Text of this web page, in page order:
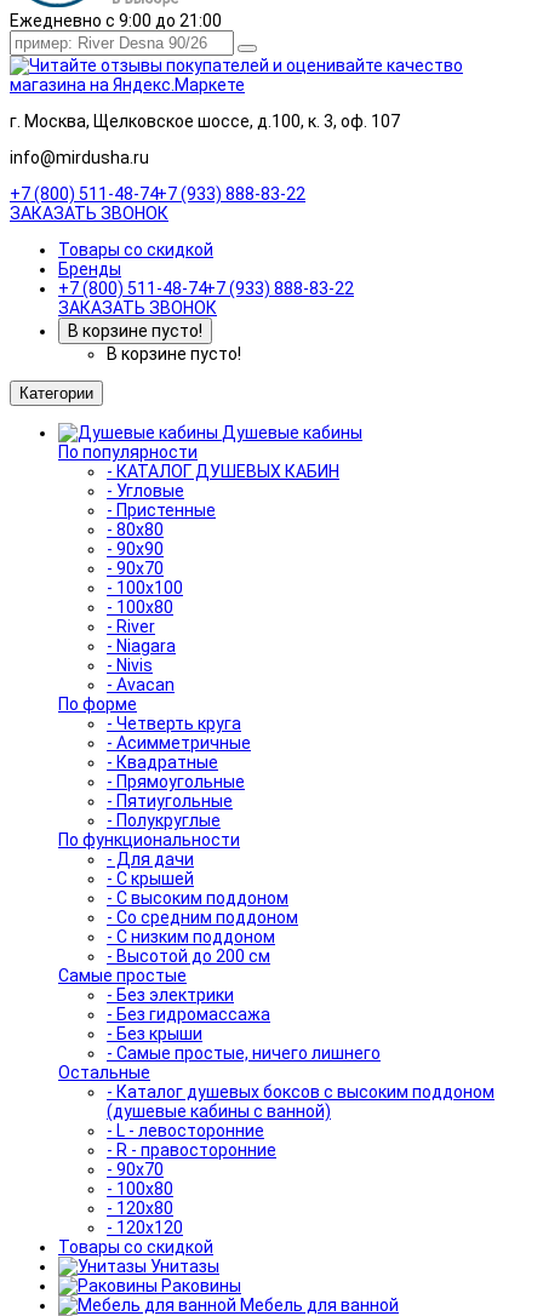
Ежедневно с 9:00 до 21:00
г. Москва, Щелковское шоссе, д.100, к. 3, оф. 107
info@mirdusha.ru
+7 (800) 511-48-74+7 (933) 888-83-22
ЗАКАЗАТЬ ЗВОНОК
Товары со скидкой
Бренды
+7 (800) 511-48-74+7 (933) 888-83-22
ЗАКАЗАТЬ ЗВОНОК
В корзине пусто!
В корзине пусто!
Категории
Душевые кабины
По популярности
- КАТАЛОГ ДУШЕВЫХ КАБИН
- Угловые
- Пристенные
- 80x80
- 90x90
- 90x70
- 100x100
- 100x80
- River
- Niagara
- Nivis
- Avacan
По форме
- Четверть круга
- Асимметричные
- Квадратные
- Прямоугольные
- Пятиугольные
- Полукруглые
По функциональности
- Для дачи
- С крышей
- С высоким поддоном
- Со средним поддоном
- С низким поддоном
- Высотой до 200 см
Самые простые
- Без электрики
- Без гидромассажа
- Без крыши
- Самые простые, ничего лишнего
Остальные
- Каталог душевых боксов с высоким поддоном
(душевые кабины с ванной)
- L - левосторонние
- R - правосторонние
- 90x70
- 100x80
- 120x80
- 120x120
Товары со скидкой
Унитазы
Раковины
Мебель для ванной